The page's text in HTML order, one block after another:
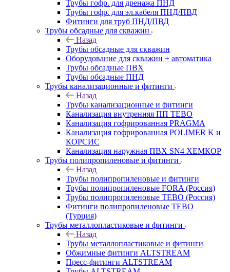
Трубы гофр. для дренажа ПНД
Трубы гофр. для эл.кабеля ПНД/ПВД
Фитинги для труб ПНД/ПВД
Трубы обсадные для скважин
Назад
Трубы обсадные для скважин
Оборудование для скважин + автоматика
Трубы обсадные ПВХ
Трубы обсадные ПНД
Трубы канализационные и фитинги
Назад
Трубы канализационные и фитинги
Канализация внутренняя ПП TEBO
Канализация гофрированная PRAGMA
Канализация гофрированная POLIMER K и
КОРСИС
Канализация наружная ПВХ SN4 ХЕМКОР
Трубы полипропиленовые и фитинги
Назад
Трубы полипропиленовые и фитинги
Трубы полипропиленовые FORA (Россия)
Трубы полипропиленовые TEBO (Россия)
Фитинги полипропиленовые TEBO
(Турция)
Трубы металлопластиковые и фитинги
Назад
Трубы металлопластиковые и фитинги
Обжимные фитинги ALTSTREAM
Пресс-фитинги ALTSTREAM